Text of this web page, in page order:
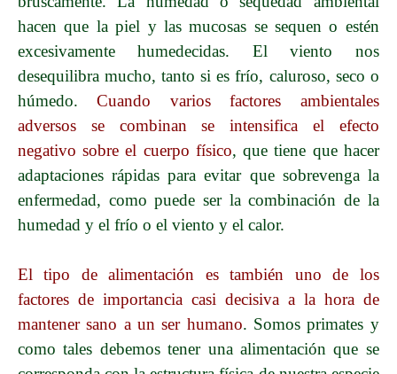
hacen que la piel y las mucosas se sequen o estén
excesivamente humedecidas. El viento nos
desequilibra mucho, tanto si es frío, caluroso, seco o
húmedo.Cuando varios factores ambientales
adversos se combinan se intensifica el efecto
negativo sobre el cuerpo físico, que tiene que hacer
adaptaciones rápidas para evitar que sobrevenga la
enfermedad, como puede ser la combinación de la
humedad y el frío o el viento y el calor.
El tipo de alimentación es también uno de los
factores de importancia casi decisiva a la hora de
mantener sano a un ser humano. Somos primates y
como tales debemos tener una alimentación que se